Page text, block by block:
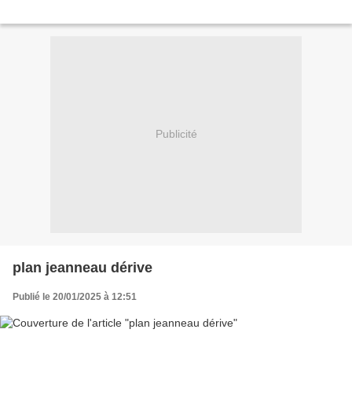
Publicité
plan jeanneau dérive
Publié le 20/01/2025 à 12:51